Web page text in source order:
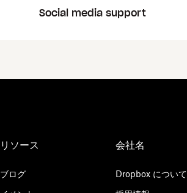
Social media support
リソース
ブログ
会社名
Dropbox について